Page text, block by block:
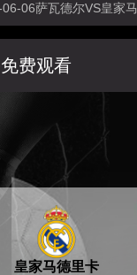
06萨瓦德尔VS皇家
费观看
皇家马德里卡